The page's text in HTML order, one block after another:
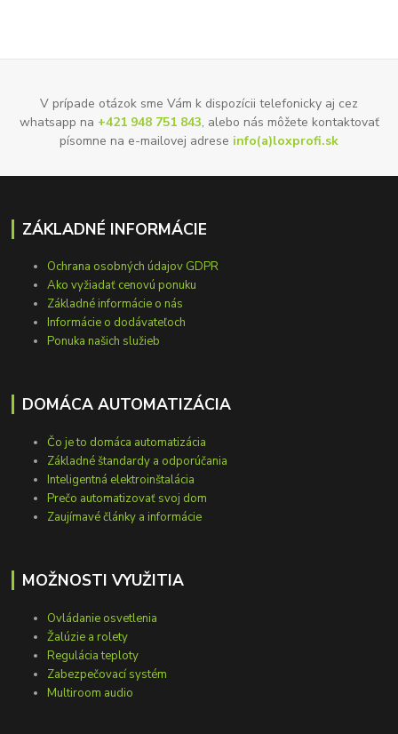
V prípade otázok sme Vám k dispozícii telefonicky aj cez
whatsapp na +421 948 751 843, alebo nás môžete kontaktovať
písomne na e-mailovej adrese info(a)loxprofi.sk
ZÁKLADNÉ INFORMÁCIE
Ochrana osobných údajov GDPR
Ako vyžiadať cenovú ponuku
Základné informácie o nás
Informácie o dodávateľoch
Ponuka našich služieb
DOMÁCA AUTOMATIZÁCIA
Čo je to domáca automatizácia
Základné štandardy a odporúčania
Inteligentná elektroinštalácia
Prečo automatizovať svoj dom
Zaujímavé články a informácie
MOŽNOSTI VYUŽITIA
Ovládanie osvetlenia
Žalúzie a rolety
Regulácia teploty
Zabezpečovací systém
Multiroom audio